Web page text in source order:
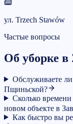
ул. Trzech Stawów
Частые вопросы
Об уборке в
Обслуживаете
Пщиньской?
Сколько времени
новом объекте в
Как быстро вы